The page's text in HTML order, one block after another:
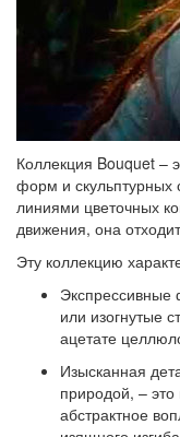
Коллекция Bouquet –
форм и скульптурных
линиями цветочных
движения, она
Эту коллекцию
или изогнутые
ацетате
Изысканная
природой, –
абстрактное